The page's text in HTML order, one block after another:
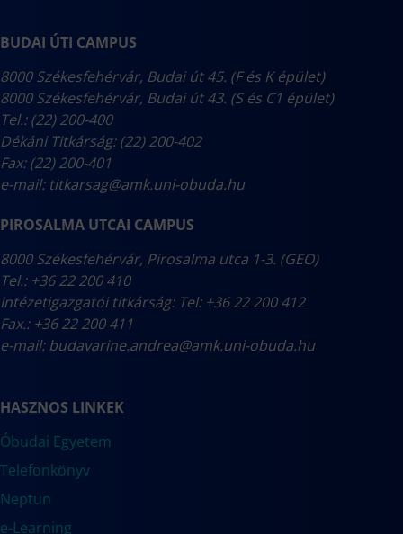
BUDAI ÚTI CAMPUS
8000 Székesfehérvár, Budai út 45. (F és K épület)
8000 Székesfehérvár, Budai út 43. (S és C1 épület)
Tel.: (22) 200-400
Dékáni Titkárság: (22) 200-402
Fax: (22) 200-401
e-mail: titkarsag@amk.uni-obuda.hu
PIROSALMA UTCAI CAMPUS
8000 Székesfehérvár, Pirosalma utca 1-3. (GEO)
Tel.: +36 22 200 410
Intézetigazgatói titkárság: Tel: +36 22 200 412
Fax.: +36 22 200 411
e-mail:budavarine.andrea@amk.uni-obuda.hu
HASZNOS LINKEK
Óbudai Egyetem
Telefonkönyv
Neptun
e-Learning